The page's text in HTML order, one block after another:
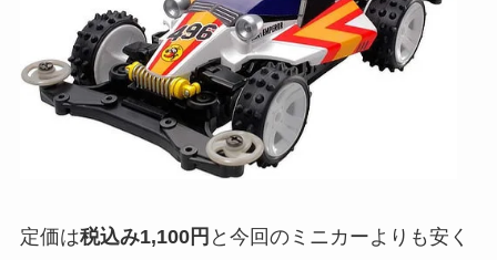
定価は税込み1,100円 と今回のミニカーよりも安く